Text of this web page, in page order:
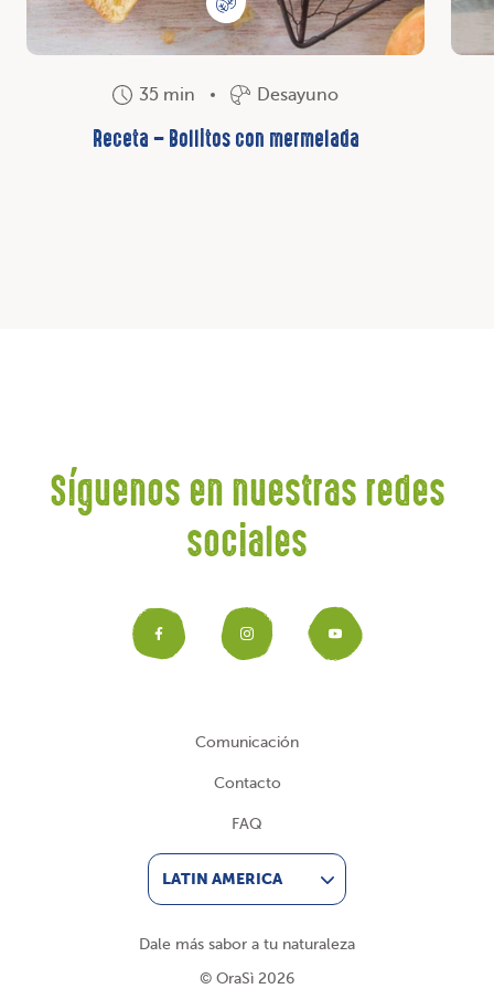
35 min Desayuno
Receta – Bollitos con mermelada
Síguenos en nuestras redes
sociales
Facebook
Instagram
Comunicación
Contacto
FAQ
LATIN AMERICA
Dale más sabor a tu naturaleza
© OraSì 2026